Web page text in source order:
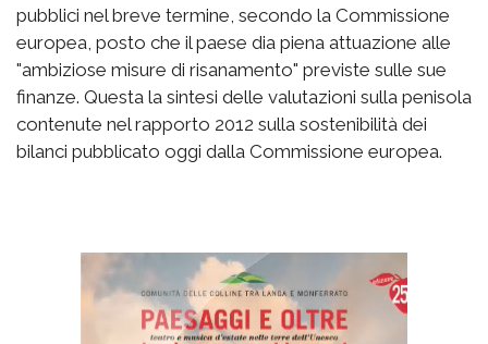
pubblici nel breve termine, secondo la Commissione
europea, posto che il paese dia piena attuazione alle
"ambiziose misure di risanamento" previste sulle sue
finanze. Questa la sintesi delle valutazioni sulla penisola
contenute nel rapporto 2012 sulla sostenibilità dei
bilanci pubblicato oggi dalla Commissione europea.